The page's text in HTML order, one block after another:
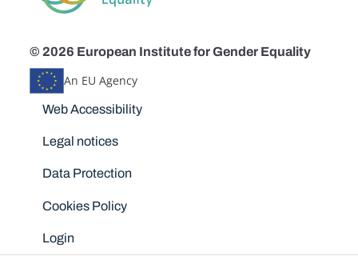
© 2026 European Institute for Gender Equality
An EU Agency
Disclaimers
Web Accessibility
Legal notices
Data Protection
Cookies Policy
Login